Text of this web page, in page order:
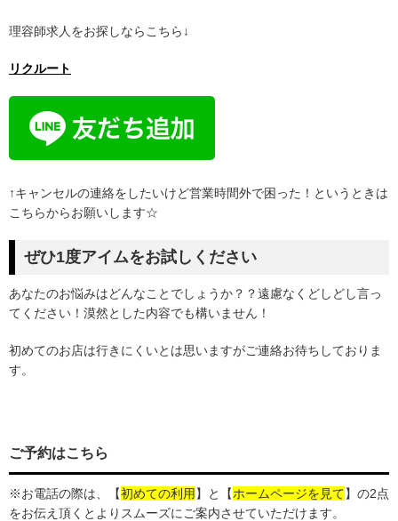
理容師求人をお探しならこちら↓
リクルート
↑キャンセルの連絡をしたいけど営業時間外で困った！というときは
こちらからお願いします☆
ぜひ1度アイムをお試しください
あなたのお悩みはどんなことでしょうか？？遠慮なくどしどし言っ
てください！漠然とした内容でも構いません！
初めてのお店は行きにくいとは思いますがご連絡お待ちしておりま
す。
ご予約はこちら
※お電話の際は、 【初めての利用 】 と【ホームページを見て】の2点
をお伝え頂くとよりスムーズにご案内させていただけます。